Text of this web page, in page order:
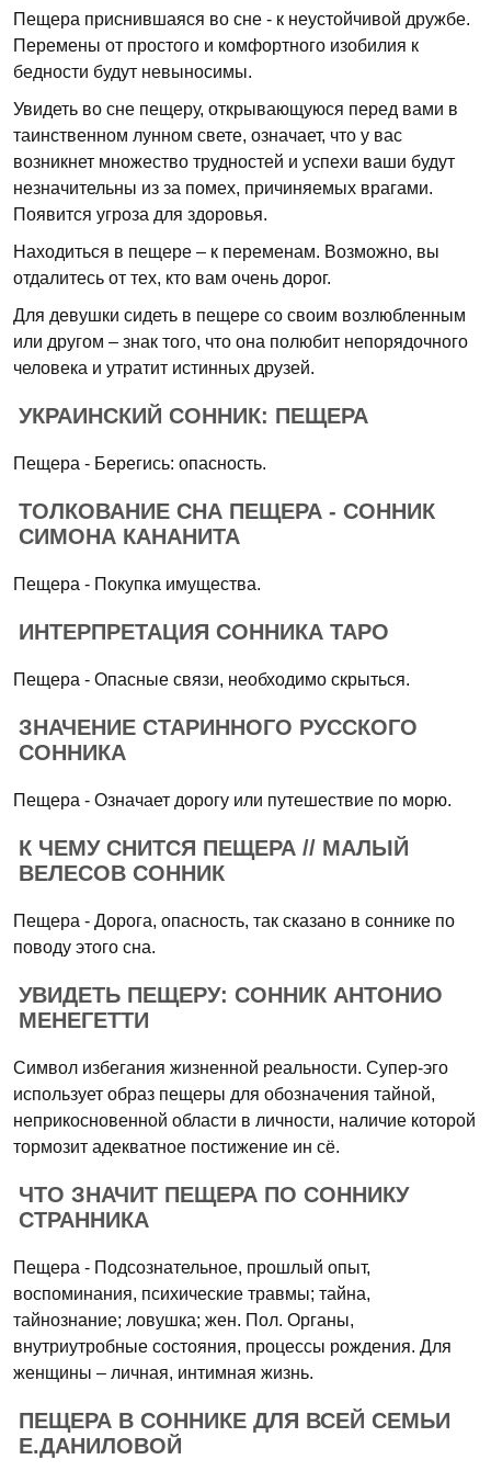
Пещера приснившаяся во сне - к неустойчивой дружбе.
Перемены от простого и комфортного изобилия к
бедности будут невыносимы.
Увидеть во сне пещеру, открывающуюся перед вами в
таинственном лунном свете, означает, что у вас
возникнет множество трудностей и успехи ваши будут
незначительны из за помех, причиняемых врагами.
Появится угроза для здоровья.
Находиться в пещере – к переменам. Возможно, вы
отдалитесь от тех, кто вам очень дорог.
Для девушки сидеть в пещере со своим возлюбленным
или другом – знак того, что она полюбит непорядочного
человека и утратит истинных друзей.
УКРАИНСКИЙ СОННИК: ПЕЩЕРА
Пещера - Берегись: опасность.
ТОЛКОВАНИЕ СНА ПЕЩЕРА - СОННИК
СИМОНА КАНАНИТА
Пещера - Покупка имущества.
ИНТЕРПРЕТАЦИЯ СОННИКА ТАРО
Пещера - Опасные связи, необходимо скрыться.
ЗНАЧЕНИЕ СТАРИННОГО РУССКОГО
СОННИКА
Пещера - Означает дорогу или путешествие по морю.
К ЧЕМУ СНИТСЯ ПЕЩЕРА // МАЛЫЙ
ВЕЛЕСОВ СОННИК
Пещера - Дорога, опасность, так сказано в соннике по
поводу этого сна.
УВИДЕТЬ ПЕЩЕРУ: СОННИК АНТОНИО
МЕНЕГЕТТИ
Символ избегания жизненной реальности. Супер-эго
использует образ пещеры для обозначения тайной,
неприкосновенной области в личности, наличие которой
тормозит адекватное постижение ин сё.
ЧТО ЗНАЧИТ ПЕЩЕРА ПО СОННИКУ
СТРАННИКА
Пещера - Подсознательное, прошлый опыт,
воспоминания, психические травмы; тайна,
тайнознание; ловушка; жен. Пол. Органы,
внутриутробные состояния, процессы рождения. Для
женщины – личная, интимная жизнь.
ПЕЩЕРА В СОННИКЕ ДЛЯ ВСЕЙ СЕМЬИ
Е.ДАНИЛОВОЙ